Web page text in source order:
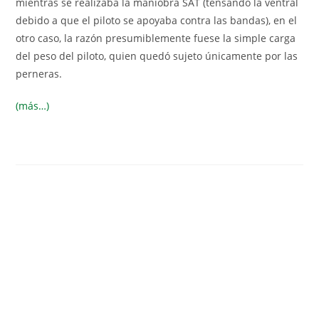
debido a que el piloto se apoyaba contra las bandas), en el
otro caso, la razón presumiblemente fuese la simple carga
del peso del piloto, quien quedó sujeto únicamente por las
perneras.
(más…)